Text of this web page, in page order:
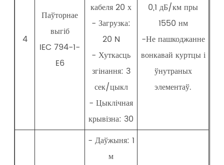
4
Паўторнае
выгіб
IEC 794-1-
E6
кабеля 20 х
- Загрузка:
20 N
- Хуткасць
згінання: 3
сек/цыкл
- Цыклічная
крывізна: 30
0,1 дБ/км пры
1550 нм
-Не пашкоджанне
вонкавай куртцы і
ўнутраных
элементаў.
- Даўжыня: 1
м